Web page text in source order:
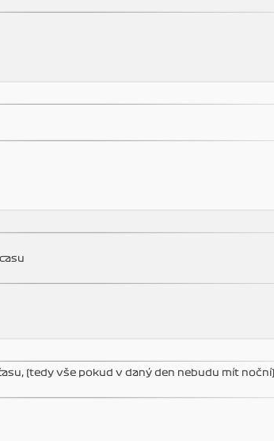
(tedy vše pokud v daný den nebudu mít noční)